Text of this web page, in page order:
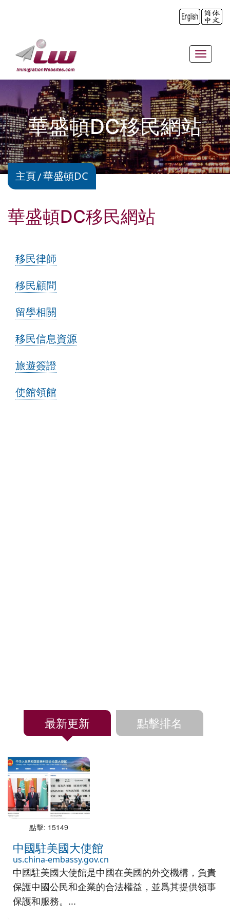
Toggle
華盛頓DC移民網站
主頁 華盛頓DC
華盛頓DC移民網站
移民律師
移民顧問
留學相關
移民信息資源
旅遊簽證
使館領館
最新更新 點擊排名
點擊: 15149
中國駐美國大使館
us.china-embassy.gov.cn
中國駐美國大使館是中國在美國的外交機構，負責
保護中國公民和企業的合法權益，並爲其提供領事
保護和服務。...